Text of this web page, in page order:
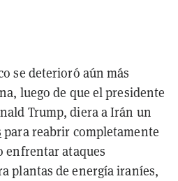
se deterioró aún más
luego de que el presidente
Trump, diera a Irán un
para reabrir completamente
enfrentar ataques
plantas de energía iraníes,